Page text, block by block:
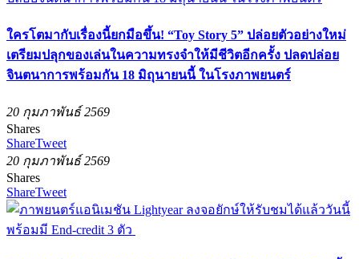
ใครโตมากับเรื่องนี้ยกมือขึ้น! “Toy Story 5” ปล่อยตัวอย่างใหม่
เตรียมปลุกของเล่นในความทรงจำให้มีชีวิตอีกครั้ง ปลดปล่อย
จินตนาการพร้อมกัน 18 มิถุนายนนี้ ในโรงภาพยนตร์
20 กุมภาพันธ์ 2569
Shares
ShareTweet
20 กุมภาพันธ์ 2569
Shares
ShareTweet